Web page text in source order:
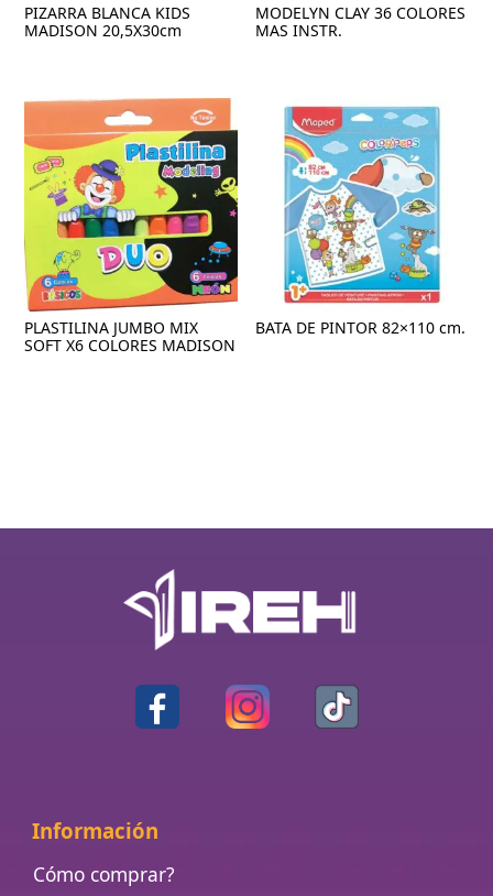
PIZARRA BLANCA KIDS
MADISON 20,5X30cm
MODELYN CLAY 36 COLORES
MAS INSTR.
PLASTILINA JUMBO MIX
SOFT X6 COLORES MADISON
BATA DE PINTOR 82×110 cm.
Información
Cómo comprar?